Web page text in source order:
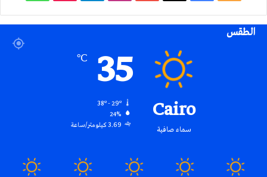
الموقع
الطقس
Cairo
سماء صافية
35
℃
24%
3.69 كيلومتر/ساعة